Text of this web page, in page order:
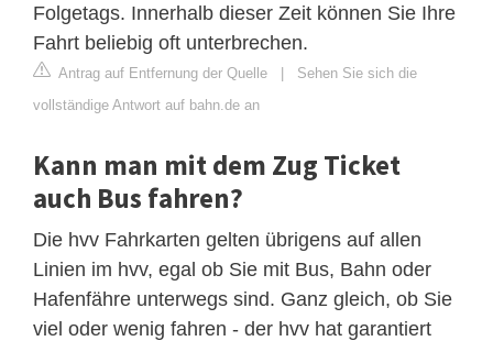
Folgetags. Innerhalb dieser Zeit können Sie Ihre
Fahrt beliebig oft unterbrechen.
Antrag auf Entfernung der Quelle | Sehen Sie sich die
vollständige Antwort auf bahn.de an
Kann man mit dem Zug Ticket
auch Bus fahren?
Die hvv Fahrkarten gelten übrigens auf allen
Linien im hvv, egal ob Sie mit Bus, Bahn oder
Hafenfähre unterwegs sind. Ganz gleich, ob Sie
viel oder wenig fahren - der hvv hat garantiert